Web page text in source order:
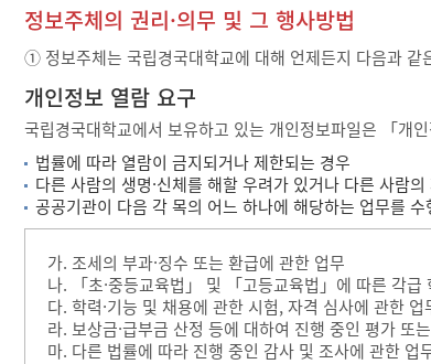
정보주체의 권리·의무 및 그 행사방법
① 정보주체는 국립경국대학교에 대해 언제든지 다음과 같
개인정보 열람 요구
국립경국대학교에서 보유하고 있는 개인정보파일은 「개
법률에 따라 열람이 금지되거나 제한되는 경우
다른 사람의 생명·신체를 해할 우려가 있거나 다른 사람
공공기관이 다음 각 목의 어느 하나에 해당하는 업무를
가. 조세의 부과·징수 또는 환급에 관한 업무
나. 「초·중등교육법」 및 「고등교육법」에 따른 각
다. 학력·기능 및 채용에 관한 시험, 자격 심사에 관한 업
라. 보상금·급부금 산정 등에 대하여 진행 중인 평가 또
마. 다른 법률에 따라 진행 중인 감사 및 조사에 관한 업